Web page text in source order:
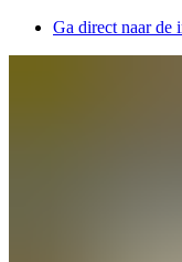
Ga direct naar de